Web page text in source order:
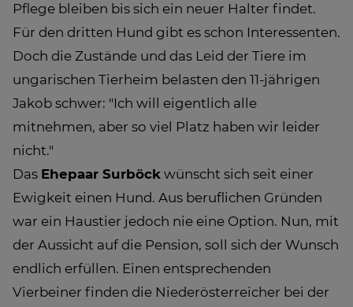
Pflege bleiben bis sich ein neuer Halter findet.
Für den dritten Hund gibt es schon Interessenten.
Doch die Zustände und das Leid der Tiere im
ungarischen Tierheim belasten den 11-jährigen
Jakob schwer: "Ich will eigentlich alle
mitnehmen, aber so viel Platz haben wir leider
nicht."
Das Ehepaar Surböck wünscht sich seit einer
Ewigkeit einen Hund. Aus beruflichen Gründen
war ein Haustier jedoch nie eine Option. Nun, mit
der Aussicht auf die Pension, soll sich der Wunsch
endlich erfüllen. Einen entsprechenden
Vierbeiner finden die Niederösterreicher bei der